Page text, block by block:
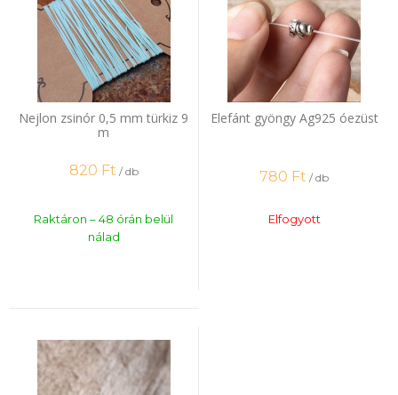
Nejlon zsinór 0,5 mm türkiz 9
m
820 Ft / db
Raktáron – 48 órán belül
nálad
Elefánt gyöngy Ag925 óezüst
780 Ft / db
Elfogyott